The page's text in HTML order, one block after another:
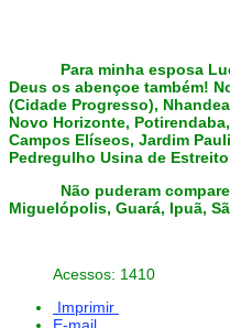
Para minha esposa
Deus os abençoe também!
(Cidade Progresso),
Novo Horizonte,
Campos Elíseos, Jardim
Pedregulho Usina de
Não puderam
Miguelópolis, Guará, Ipuã,
Acessos: 1410
Imprimir
E-mail